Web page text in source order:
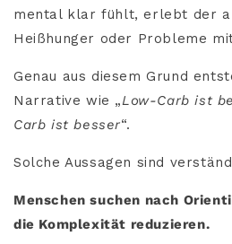
mental klar fühlt, erlebt der
Heißhunger oder Probleme
Genau aus diesem Grund
Narrative wie „Low-Carb ist
Carb ist besser“.
Solche Aussagen sind
Menschen suchen nach
die Komplexität reduzieren.